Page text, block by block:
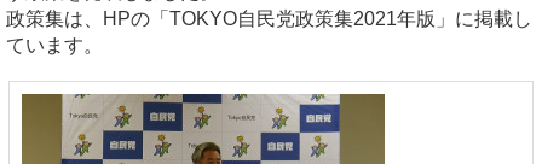
政策集は、HPの「TOKYO自民党政策集2021年版」に掲載し
ています。